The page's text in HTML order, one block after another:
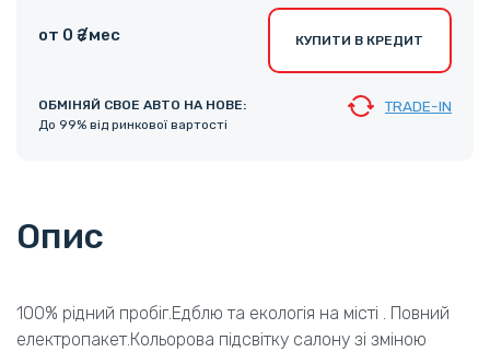
от 0 ₴ /мес КУПИТИ В КРЕДИТ
ОБМІНЯЙ СВОЕ АВТО НА НОВЕ:
До 99% від ринкової вартості
TRADE-IN
Опис
100% рідний пробіг.Едблю та екологія на місті . Повний
електропакет.Кольорова підсвітку салону зі зміною